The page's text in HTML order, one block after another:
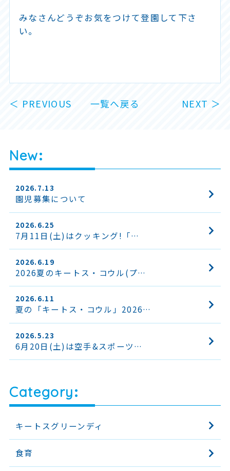
みなさんどうぞお気をつけて登園して下さ
い。
＜ PREVIOUS 一覧へ戻る NEXT ＞
New
2026.7.13
園児募集について
2026.6.25
7月11日(土)はクッキング!「…
2026.6.19
2026夏のキートス・コウル(プ…
2026.6.11
夏の「キートス・コウル」2026…
2026.5.23
6月20日(土)は空手&スポーツ…
Category
キートスグリーンディ
食育